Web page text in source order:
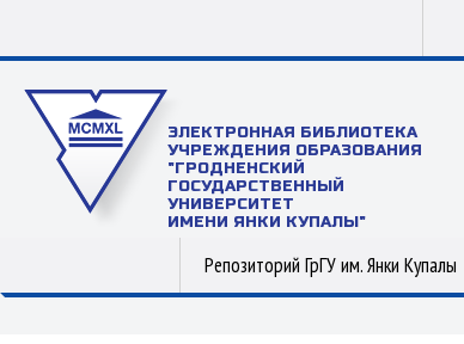
ЭЛЕКТРОННАЯ БИБЛИОТЕКА
УЧРЕЖДЕНИЯ ОБРАЗОВАНИЯ
"ГРОДНЕНСКИЙ
ГОСУДАРСТВЕННЫЙ
УНИВЕРСИТЕТ
ИМЕНИ ЯНКИ КУПАЛЫ"
Репозиторий ГрГУ им. Янки Купалы